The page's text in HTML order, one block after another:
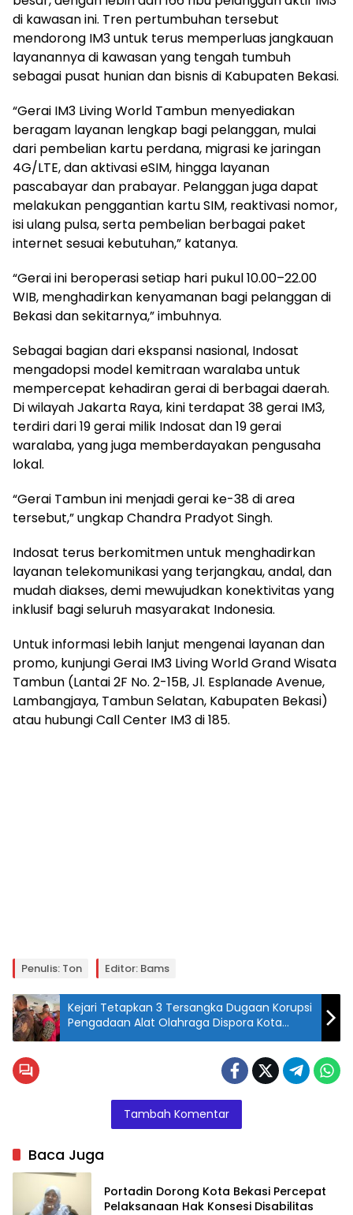
di kawasan ini. Tren pertumbuhan tersebut
mendorong IM3 untuk terus memperluas jangkauan
layanannya di kawasan yang tengah tumbuh
sebagai pusat hunian dan bisnis di Kabupaten Bekasi.
“Gerai IM3 Living World Tambun menyediakan
beragam layanan lengkap bagi pelanggan, mulai
dari pembelian kartu perdana, migrasi ke jaringan
4G/LTE, dan aktivasi eSIM, hingga layanan
pascabayar dan prabayar. Pelanggan juga dapat
melakukan penggantian kartu SIM, reaktivasi nomor,
isi ulang pulsa, serta pembelian berbagai paket
internet sesuai kebutuhan,” katanya.
“Gerai ini beroperasi setiap hari pukul 10.00–22.00
WIB, menghadirkan kenyamanan bagi pelanggan di
Bekasi dan sekitarnya,” imbuhnya.
Sebagai bagian dari ekspansi nasional, Indosat
mengadopsi model kemitraan waralaba untuk
mempercepat kehadiran gerai di berbagai daerah.
Di wilayah Jakarta Raya, kini terdapat 38 gerai IM3,
terdiri dari 19 gerai milik Indosat dan 19 gerai
waralaba, yang juga memberdayakan pengusaha
lokal.
“Gerai Tambun ini menjadi gerai ke-38 di area
tersebut,” ungkap Chandra Pradyot Singh.
Indosat terus berkomitmen untuk menghadirkan
layanan telekomunikasi yang terjangkau, andal, dan
mudah diakses, demi mewujudkan konektivitas yang
inklusif bagi seluruh masyarakat Indonesia.
Untuk informasi lebih lanjut mengenai layanan dan
promo, kunjungi Gerai IM3 Living World Grand Wisata
Tambun (Lantai 2F No. 2-15B, Jl. Esplanade Avenue,
Lambangjaya, Tambun Selatan, Kabupaten Bekasi)
atau hubungi Call Center IM3 di 185.
Penulis: Ton Editor: Bams
Kejari Tetapkan 3 Tersangka Dugaan Korupsi
Pengadaan Alat Olahraga Dispora Kota
Bekasi
Tambah Komentar
Baca Juga
Portadin Dorong Kota Bekasi Percepat
Pelaksanaan Hak Konsesi Disabilitas